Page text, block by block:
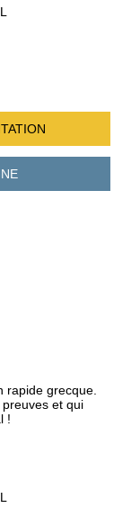
rapide grecque.
et qui
!